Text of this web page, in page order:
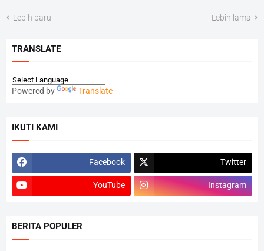
Lebih baru Lebih lama
TRANSLATE
Powered by Translate
IKUTI KAMI
Facebook Twitter
YouTube Instagram
BERITA POPULER